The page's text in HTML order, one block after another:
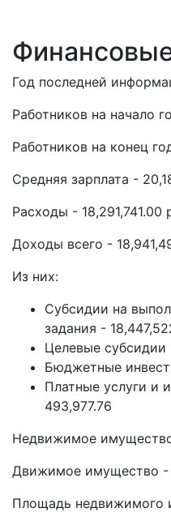
Год последней
Работников на начало
Работников на конец
Средняя зарплата -
Расходы - 18,291,741.00
Доходы всего -
Из них:
Субсидии на
задания -
Целевые субсидии
Бюджетные
Платные услуги и
493,977.76
Недвижимое
Движимое имущество -
Площадь недвижимого